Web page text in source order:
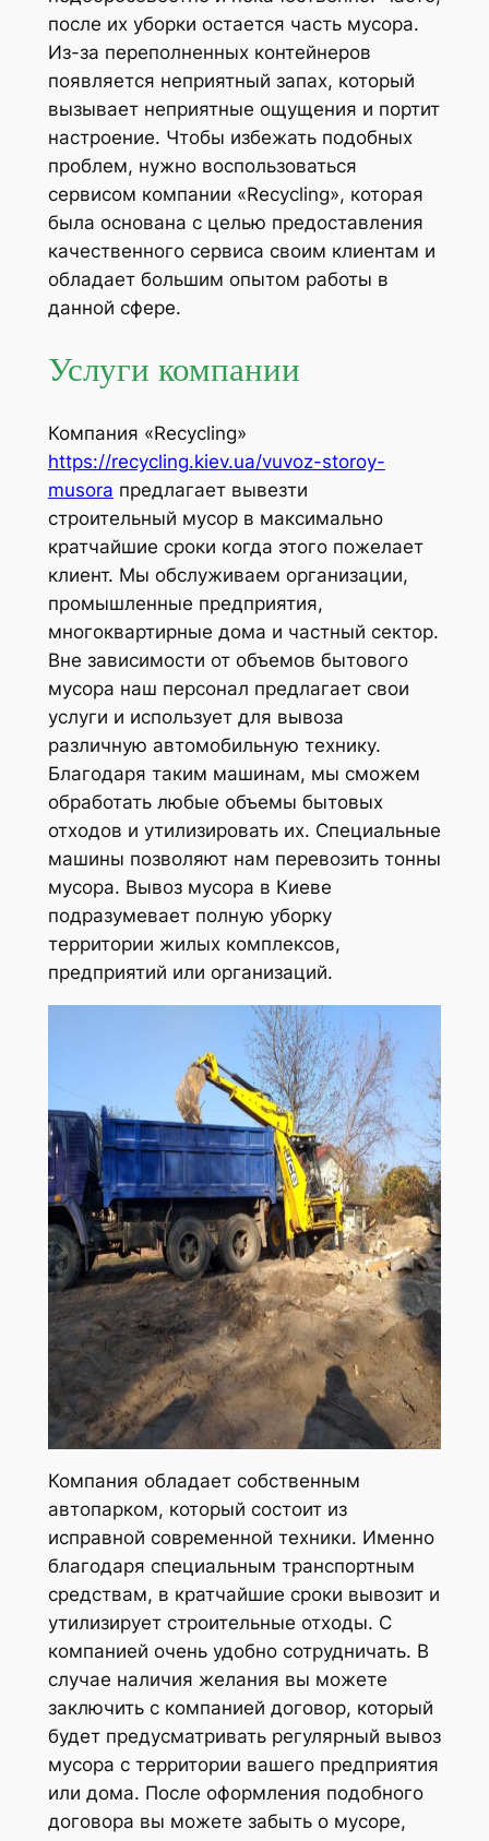
после их уборки остается часть мусора.
Из-за переполненных контейнеров
появляется неприятный запах, который
вызывает неприятные ощущения и портит
настроение. Чтобы избежать подобных
проблем, нужно воспользоваться
сервисом компании «Recycling», которая
была основана с целью предоставления
качественного сервиса своим клиентам и
обладает большим опытом работы в
данной сфере.
Услуги компании
Компания «Recycling»
https://recycling.kiev.ua/vuvoz-storoy-
musora предлагает вывезти
строительный мусор в максимально
кратчайшие сроки когда этого пожелает
клиент. Мы обслуживаем организации,
промышленные предприятия,
многоквартирные дома и частный сектор.
Вне зависимости от объемов бытового
мусора наш персонал предлагает свои
услуги и использует для вывоза
различную автомобильную технику.
Благодаря таким машинам, мы сможем
обработать любые объемы бытовых
отходов и утилизировать их. Специальные
машины позволяют нам перевозить тонны
мусора. Вывоз мусора в Киеве
подразумевает полную уборку
территории жилых комплексов,
предприятий или организаций.
Компания обладает собственным
автопарком, который состоит из
исправной современной техники. Именно
благодаря специальным транспортным
средствам, в кратчайшие сроки вывозит и
утилизирует строительные отходы. С
компанией очень удобно сотрудничать. В
случае наличия желания вы можете
заключить с компанией договор, который
будет предусматривать регулярный вывоз
мусора с территории вашего предприятия
или дома. После оформления подобного
договора вы можете забыть о мусоре,